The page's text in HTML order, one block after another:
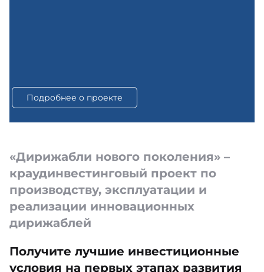
Подробнее о проекте
«Дирижабли нового поколения» –
краудинвестинговый проект по
производству, эксплуатации и
реализации инновационных
дирижаблей
Получите лучшие инвестиционные
условия на первых этапах развития